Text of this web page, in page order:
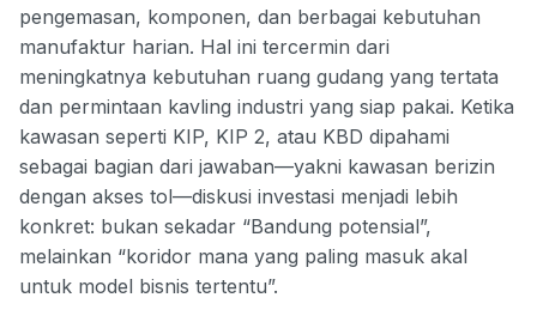
pengemasan, komponen, dan berbagai kebutuhan
manufaktur harian. Hal ini tercermin dari
meningkatnya kebutuhan ruang gudang yang tertata
dan permintaan kavling industri yang siap pakai. Ketika
kawasan seperti KIP, KIP 2, atau KBD dipahami
sebagai bagian dari jawaban—yakni kawasan berizin
dengan akses tol—diskusi investasi menjadi lebih
konkret: bukan sekadar “Bandung potensial”,
melainkan “koridor mana yang paling masuk akal
untuk model bisnis tertentu”.